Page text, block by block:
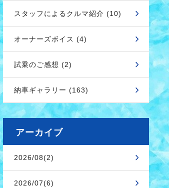
スタッフによるクルマ紹介 (10)
オーナーズボイス (4)
試乗のご感想 (2)
納車ギャラリー (163)
アーカイブ
2026/08(2)
2026/07(6)